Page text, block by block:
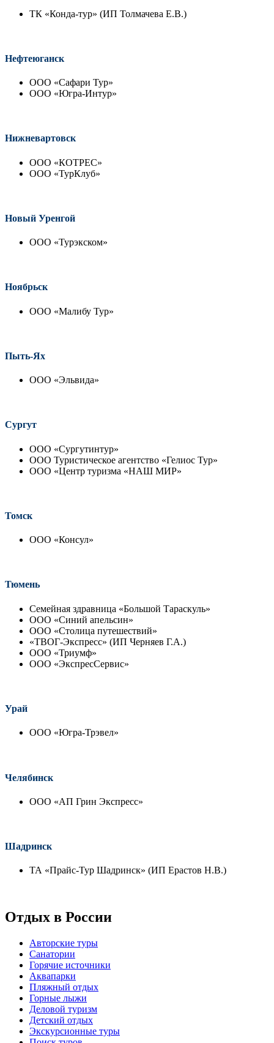
ТК «Конда-тур» (ИП Толмачева Е.В.)
Нефтеюганск
ООО «Сафари Тур»
ООО «Югра-Интур»
Нижневартовск
ООО «КОТРЕС»
ООО «ТурКлуб»
Новый Уренгой
ООО «Турэкском»
Ноябрьск
ООО «Малибу Тур»
Пыть-Ях
ООО «Эльвида»
Сургут
ООО «Сургутинтур»
ООО Туристическое агентство «Гелиос Тур»
ООО «Центр туризма «НАШ МИР»
Томск
ООО «Консул»
Тюмень
Семейная здравница «Большой Тараскуль»
ООО «Синий апельсин»
ООО «Столица путешествий»
«ТВОГ-Экспресс» (ИП Черняев Г.А.)
ООО «Триумф»
ООО «ЭкспресСервис»
Урай
ООО «Югра-Трэвел»
Челябинск
ООО «АП Грин Экспресс»
Шадринск
ТА «Прайс-Тур Шадринск» (ИП Ерастов Н.В.)
Отдых в России
Авторские туры
Санатории
Горячие источники
Аквапарки
Пляжный отдых
Горные лыжи
Деловой туризм
Детский отдых
Экскурсионные туры